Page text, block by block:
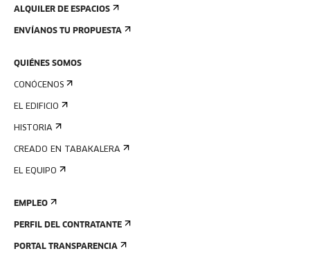
ALQUILER DE ESPACIOS
ENVÍANOS TU PROPUESTA
QUIÉNES SOMOS
CONÓCENOS
EL EDIFICIO
HISTORIA
CREADO EN TABAKALERA
EL EQUIPO
EMPLEO
PERFIL DEL CONTRATANTE
PORTAL TRANSPARENCIA